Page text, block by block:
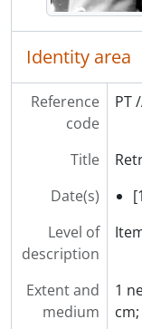
[Part]
[Part]
[Part]
[Part]
[Part]
[Series]
Identity area
Reference
code
PT
Title
Date(s)
Level of
description
Extent and
medium
1